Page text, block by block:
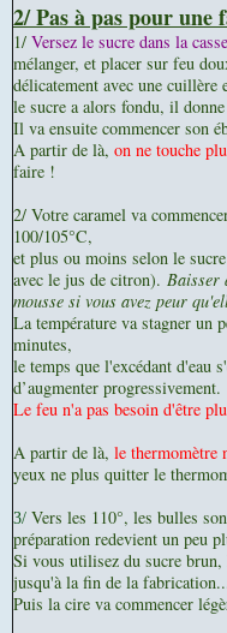
2/ Pas à pas pour une
1/ Versez le sucre dans la
mélanger, et placer sur feu
délicatement avec une cuillère
le sucre a alors fondu, il
Il va ensuite commencer son
A partir de là, on ne touche
faire !
2/ Votre caramel va
100/105°C,
et plus ou moins selon le
avec le jus de citron). Baisser
mousse si vous avez peur
La température va stagner un
minutes,
le temps que l'excédant d'eau
d’augmenter progressivement.
Le feu n'a pas besoin d'être
A partir de là, le thermomètre
yeux ne plus quitter le
3/ Vers les 110°, les bulles
préparation redevient un peu
Si vous utilisez du sucre brun,
jusqu'à la fin de la
Puis la cire va commencer